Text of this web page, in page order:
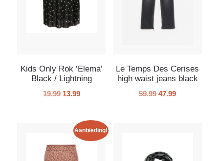
Kids Only Rok ‘Elema’
Black / Lightning
19.99 13.99
Le Temps Des Cerises
high waist jeans black
59.99 47.99
Aanbieding!